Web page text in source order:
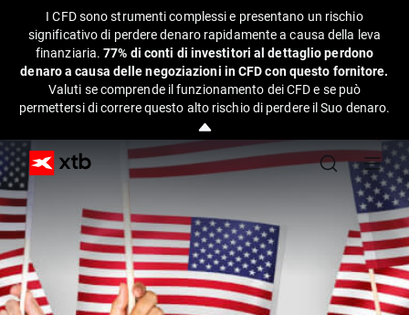
I CFD sono strumenti complessi e presentano un rischio
significativo di perdere denaro rapidamente a causa della leva
finanziaria.77% di conti di investitori al dettaglio perdono
denaro a causa delle negoziazioni in CFD con questo fornitore.
Valuti se comprende il funzionamento dei CFD e se può
permettersi di correre questo alto rischio di perdere il Suo denaro.